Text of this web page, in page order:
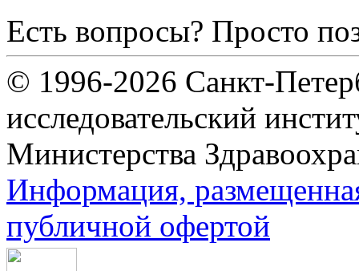
Есть вопросы? Просто
© 1996-2026 Санкт-
исследовательский
Министерства
Информация,
публичной офертой